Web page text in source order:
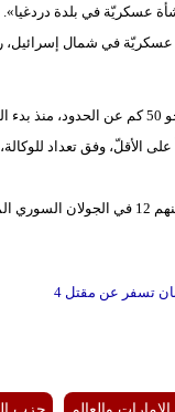
عسكريّة في بلدة دردغيا».
في شمال إسرائيل، رداً
عبر الحدود عن مقتل ما لا يقلّ عن 565 شخصاً في لبنان، بينهم 116
تسفر عن مقتل 4